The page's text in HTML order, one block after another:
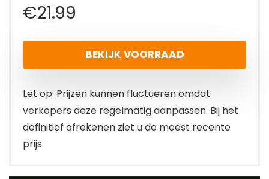
€21.99
BEKIJK VOORRAAD
Let op: Prijzen kunnen fluctueren omdat
verkopers deze regelmatig aanpassen. Bij het
definitief afrekenen ziet u de meest recente
prijs.